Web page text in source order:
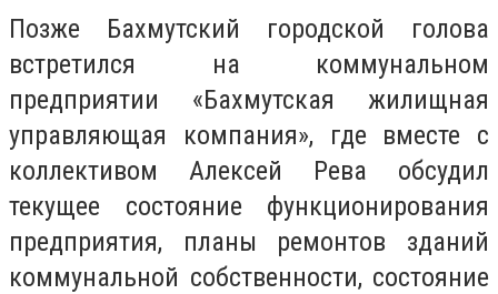
Позже Бахмутский городской голова
встретился на коммунальном
предприятии «Бахмутская жилищная
управляющая компания», где вместе с
коллективом Алексей Рева обсудил
текущее состояние функционирования
предприятия, планы ремонтов зданий
коммунальной собственности, состояние